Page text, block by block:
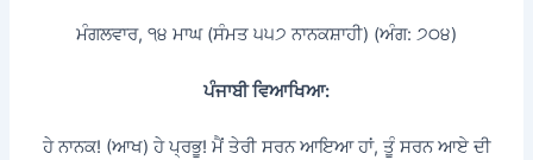
ਮੰਗਲਵਾਰ, ੧੪ ਮਾਘ (ਸੰਮਤ ੫੫੭ ਨਾਨਕਸ਼ਾਹੀ) (ਅੰਗ: ੭੦੪)
ਪੰਜਾਬੀ ਵਿਆਖਿਆ:
ਹੇ ਨਾਨਕ! (ਆਖ) ਹੇ ਪ੍ਰਭੂ! ਮੈਂ ਤੇਰੀ ਸਰਨ ਆਇਆ ਹਾਂ, ਤੂੰ ਸਰਨ ਆਏ ਦੀ